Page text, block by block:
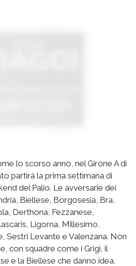
lo scorso anno, nel Girone A di
partirà la prima settimana di
del Palio. Le avversarie dei
Biellese, Borgosesia, Bra,
Derthona, Fezzanese,
Ligorna, Millesimo,
Sestri Levante e Valenzana. Non
con squadre come i Grigi, il
e la Biellese che danno idea,